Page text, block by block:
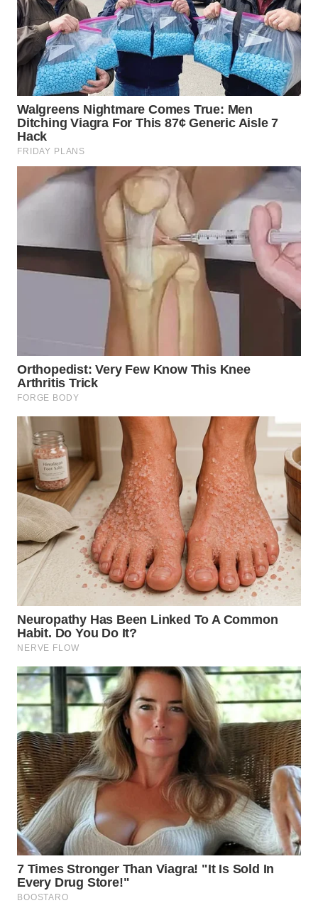
BOGOR
WN
DEPOK
WN
TAPANULI
UTARA
WN
SAMOSIR
LAWAS
WN
KEPULAUAN
SERIBU
WN
TANGERANG
WN
BINJAI
WN
CIREBON
WN
INDRAMAYU
WN
KUNINGAN
WN
MAJALENGKA
WN
SUBANG
WN
SUKABUMI
WN
PURWAKARTA